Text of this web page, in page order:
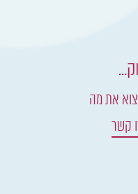
את מה
קשר